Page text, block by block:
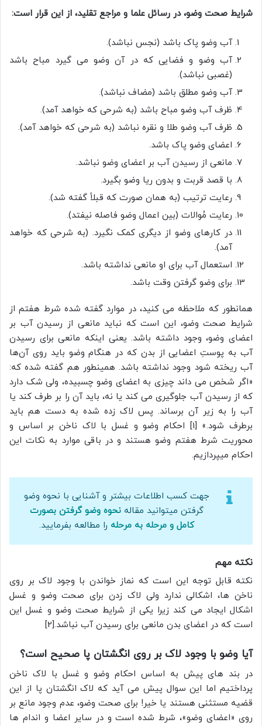
شرایط صحت وضو، در رسائل علما و مراجع تقلید، از این قرار است:
آب وضو پاک باشد (نجس نباشد).
آب وضو و فضایى که در آن وضو مى گیرد مباح باشد
(غصبى نباشد).
آب وضو مطلق باشد (مضاف نباشد).
ظرف آب وضو مباح باشد (به شرحى که خواهد آمد).
ظرف آب وضو طلا و نقره نباشد (به شرحى که خواهد آمد).
اعضاى وضو پاک باشد.
مانعى از رسیدن آب بر اعضاى وضو نباشد.
با قصد قربت و بدون ریا وضو بگیرد.
رعایت ترتیب (به همان صورت که قبلاً گفته شد).
رعایت مُوالات (بین اعمال وضو فاصله نیفتد).
در کارهاى وضو از دیگرى کمک نگیرد. (به شرحى که خواهد
آمد).
استعمال آب براى او مانعى نداشته باشد.
براى وضو گرفتن وقت باشد.
همانطور که ملاحظه می کنید، در موارد گفته شده شرط هفتم از
شرایط صحت وضو، این است که نباید مانعی از رسیدن آب بر
اعضای وضو، وجود داشته باشد. یعنی اینکه مانعی برای رسیدن
آب به پوستِ اعضایی از بدن که در هنگام وضو باید روی آن‌ها
آب ریخته شود وجود نداشته باشد. همینطور هم گفته شده که:
«اگر شخص می داند چیزی به اعضای وضو چسبیده، ولی شک دارد
که از رسیدن آب جلوگیری می کند یا نه، باید آن را بر طرف کند یا
آب را به زیر آن برساند. پس لاک زده شده به دست هم باید
برطرف شود.» [1] احکام وضو و غسل با لاک ناخن بر اساس و
محوریت شرط هفتم وضو هستند و در باقی موارد به نکات این
احکام میپردازیم.
جهت کسب اطلاعات بیشتر و آشنایی با نحوه وضو
گرفتن میتوانید مقالهنحوه وضو گرفتن بصورت
کامل و مرحله به مرحله را مطالعه بفرمایید.
نکته مهم
نکته قابل توجه این است که نماز خواندن با وجود لاک بر روی
ناخن ها، اشکالی ندارد ولی لاک زدن برای صحت وضو و غسل
اشکال ایجاد می کند زیرا یکى از شرایط صحت وضو و غسل این
است که در اعضای بدن مانعى برای رسیدن آب نباشد.[2]
آیا وضو با وجود لاک بر روی انگشتان پا صحیح است؟
در بند های پیش به اساس احکام وضو و غسل با لاک ناخن
پرداختیم اما این سوال پیش می آید که لاک انگشتان پا از این
قضیه مستثنی هستند یا خیر! برای صحت وضو، عدم وجود مانع بر
روی «اعضای وضو»، شرط شده است و در سایر اعضا و اندام ها